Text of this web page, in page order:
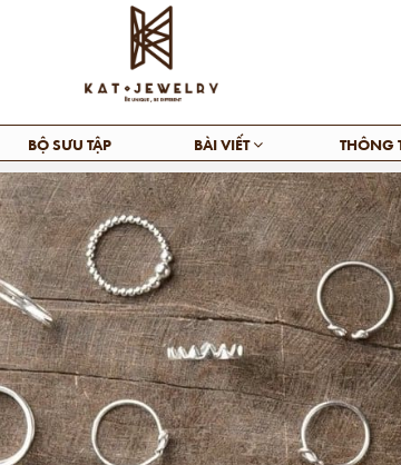
BỘ SƯU TẬP BÀI VIẾT THÔNG